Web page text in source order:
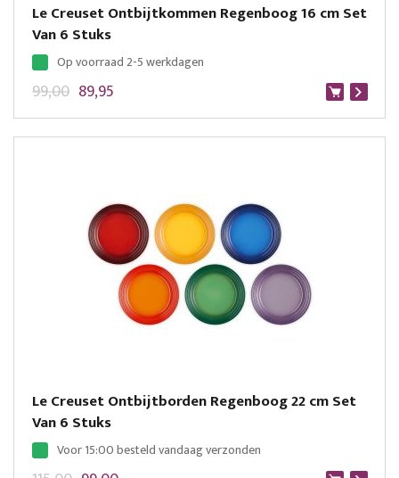
Le Creuset Ontbijtkommen Regenboog 16 cm Set
Van 6 Stuks
Op voorraad 2-5 werkdagen
89,95
99,00
Le Creuset Ontbijtborden Regenboog 22 cm Set
Van 6 Stuks
Voor 15:00 besteld vandaag verzonden